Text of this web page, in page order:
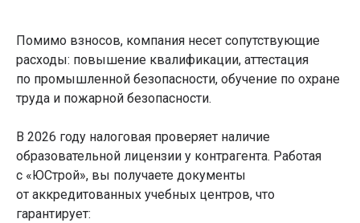
Помимо взносов, компания несет сопутствующие
расходы: повышение квалификации, аттестация
по промышленной безопасности, обучение по охране
труда и пожарной безопасности.
В 2026 году налоговая проверяет наличие
образовательной лицензии у контрагента. Работая
с «ЮСтрой», вы получаете документы
от аккредитованных учебных центров, что
гарантирует: